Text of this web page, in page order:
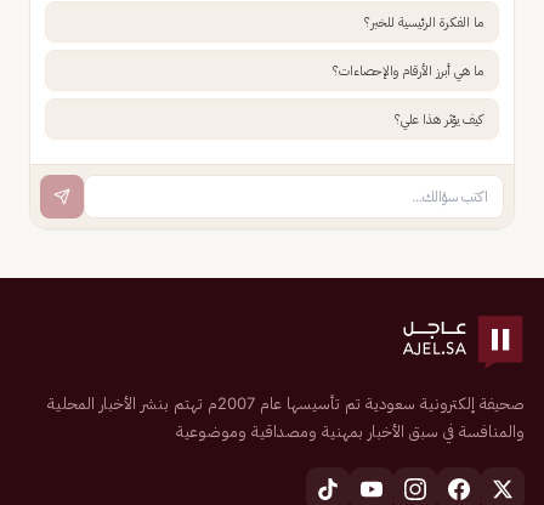
ما الفكرة الرئيسية للخبر؟
ما هي أبرز الأرقام والإحصاءات؟
كيف يؤثر هذا علي؟
صحيفة إلكترونية سعودية تم تأسيسها عام 2007م تهتم بنشر الأخبار المحلية
والمنافسة في سبق الأخبار بمهنية ومصداقية وموضوعية